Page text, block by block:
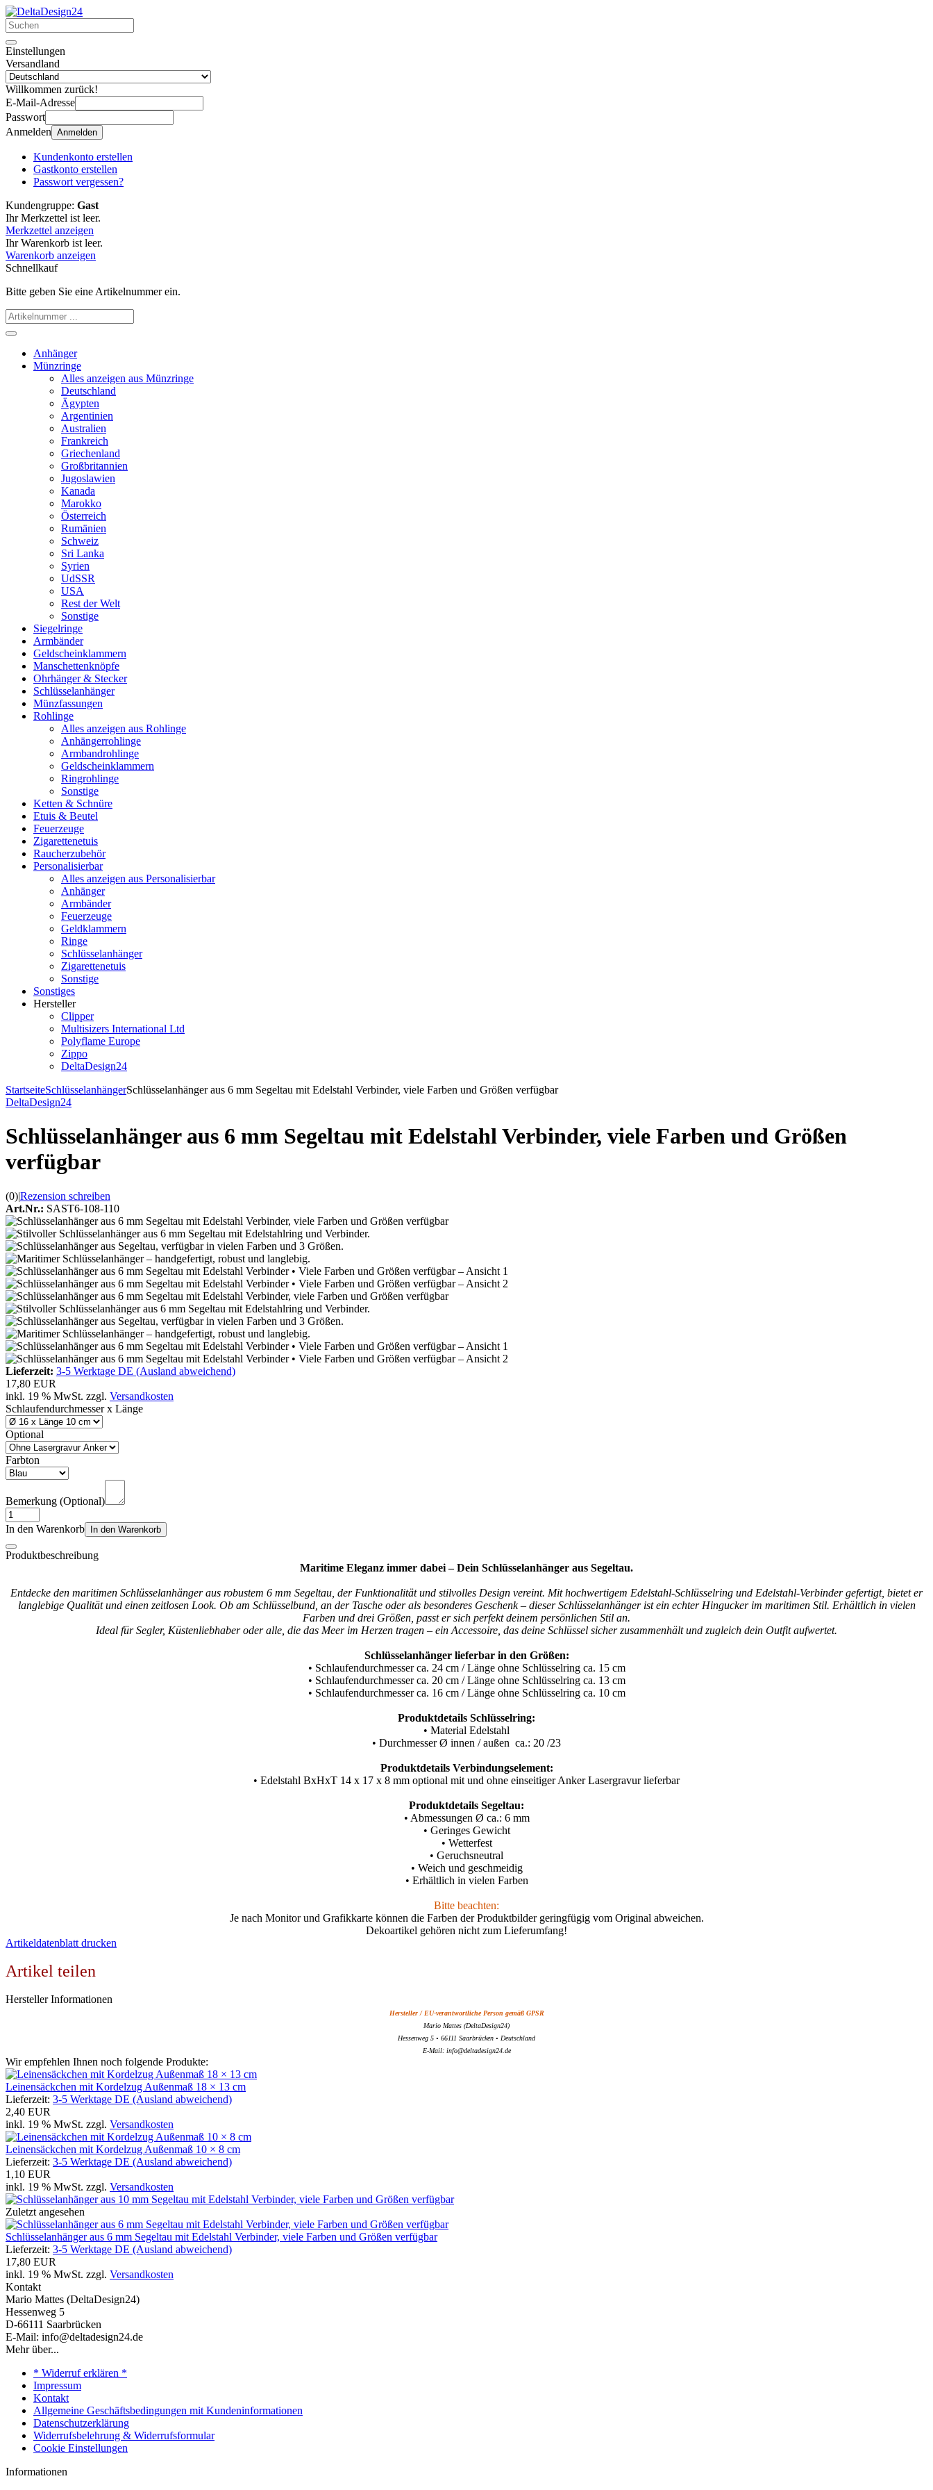
Einstellungen
Versandland
Willkommen zurück!
E-Mail-Adresse
Passwort
Anmelden Anmelden
Kundenkonto erstellen
Gastkonto erstellen
Passwort vergessen?
Kundengruppe: Gast
Ihr Merkzettel ist leer.
Merkzettel anzeigen
Ihr Warenkorb ist leer.
Warenkorb anzeigen
Schnellkauf
Bitte geben Sie eine Artikelnummer ein.
Anhänger
Münzringe
Alles anzeigen aus Münzringe
Deutschland
Ägypten
Argentinien
Australien
Frankreich
Griechenland
Großbritannien
Jugoslawien
Kanada
Marokko
Österreich
Rumänien
Schweiz
Sri Lanka
Syrien
UdSSR
USA
Rest der Welt
Sonstige
Siegelringe
Armbänder
Geldscheinklammern
Manschettenknöpfe
Ohrhänger & Stecker
Schlüsselanhänger
Münzfassungen
Rohlinge
Alles anzeigen aus Rohlinge
Anhängerrohlinge
Armbandrohlinge
Geldscheinklammern
Ringrohlinge
Sonstige
Ketten & Schnüre
Etuis & Beutel
Feuerzeuge
Zigarettenetuis
Raucherzubehör
Personalisierbar
Alles anzeigen aus Personalisierbar
Anhänger
Armbänder
Feuerzeuge
Geldklammern
Ringe
Schlüsselanhänger
Zigarettenetuis
Sonstige
Sonstiges
Hersteller
Clipper
Multisizers International Ltd
Polyflame Europe
Zippo
DeltaDesign24
StartseiteSchlüsselanhängerSchlüsselanhänger aus 6 mm Segeltau mit Edelstahl Verbinder, viele Farben und Größen verfügbar
DeltaDesign24
Schlüsselanhänger aus 6 mm Segeltau mit Edelstahl Verbinder, viele Farben und Größen
verfügbar
(0)|Rezension schreiben
Art.Nr.: SAST6-108-110
Lieferzeit: 3-5 Werktage DE (Ausland abweichend)
17,80 EUR
inkl. 19 % MwSt. zzgl. Versandkosten
Schlaufendurchmesser x Länge
Optional
Farbton
Bemerkung (Optional)
In den Warenkorb In den Warenkorb
Produktbeschreibung
Maritime Eleganz immer dabei – Dein Schlüsselanhänger aus Segeltau.
Entdecke den maritimen Schlüsselanhänger aus robustem 6 mm Segeltau, der Funktionalität und stilvolles Design vereint. Mit hochwertigem Edelstahl-Schlüsselring und Edelstahl-Verbinder gefertigt, bietet er
langlebige Qualität und einen zeitlosen Look. Ob am Schlüsselbund, an der Tasche oder als besonderes Geschenk – dieser Schlüsselanhänger ist ein echter Hingucker im maritimen Stil. Erhältlich in vielen
Farben und drei Größen, passt er sich perfekt deinem persönlichen Stil an.
Ideal für Segler, Küstenliebhaber oder alle, die das Meer im Herzen tragen – ein Accessoire, das deine Schlüssel sicher zusammenhält und zugleich dein Outfit aufwertet.
Schlüsselanhänger lieferbar in den Größen:
• Schlaufendurchmesser ca. 24 cm / Länge ohne Schlüsselring ca. 15 cm
• Schlaufendurchmesser ca. 20 cm / Länge ohne Schlüsselring ca. 13 cm
• Schlaufendurchmesser ca. 16 cm / Länge ohne Schlüsselring ca. 10 cm
Produktdetails Schlüsselring:
• Material Edelstahl
• Durchmesser Ø innen / außen ca.: 20 /23
Produktdetails Verbindungselement:
• Edelstahl BxHxT 14 x 17 x 8 mm optional mit und ohne einseitiger Anker Lasergravur lieferbar
Produktdetails Segeltau:
• Abmessungen Ø ca.: 6 mm
• Geringes Gewicht
• Wetterfest
• Geruchsneutral
• Weich und geschmeidig
• Erhältlich in vielen Farben
Bitte beachten:
Je nach Monitor und Grafikkarte können die Farben der Produktbilder geringfügig vom Original abweichen.
Dekoartikel gehören nicht zum Lieferumfang!
Artikeldatenblatt drucken
Artikel teilen
Hersteller Informationen
Hersteller / EU-verantwortliche Person gemäß GPSR
Mario Mattes (DeltaDesign24)
Hessenweg 5 • 66111 Saarbrücken • Deutschland
E-Mail: info@deltadesign24.de
Wir empfehlen Ihnen noch folgende Produkte:
Leinensäckchen mit Kordelzug Außenmaß 18 × 13 cm
Lieferzeit: 3-5 Werktage DE (Ausland abweichend)
2,40 EUR
inkl. 19 % MwSt. zzgl. Versandkosten
Leinensäckchen mit Kordelzug Außenmaß 10 × 8 cm
Lieferzeit: 3-5 Werktage DE (Ausland abweichend)
1,10 EUR
inkl. 19 % MwSt. zzgl. Versandkosten
Zuletzt angesehen
Schlüsselanhänger aus 6 mm Segeltau mit Edelstahl Verbinder, viele Farben und Größen verfügbar
Lieferzeit: 3-5 Werktage DE (Ausland abweichend)
17,80 EUR
inkl. 19 % MwSt. zzgl. Versandkosten
Kontakt
Mario Mattes (DeltaDesign24)
Hessenweg 5
D-66111 Saarbrücken
E-Mail: info@deltadesign24.de
Mehr über...
* Widerruf erklären *
Impressum
Kontakt
Allgemeine Geschäftsbedingungen mit Kundeninformationen
Datenschutzerklärung
Widerrufsbelehrung & Widerrufsformular
Cookie Einstellungen
Informationen